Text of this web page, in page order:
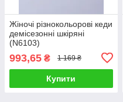
Жіночі різнокольорові кеди
демісезонні шкіряні
(N6103)
993,65 ₴ 1 169 ₴
Купити